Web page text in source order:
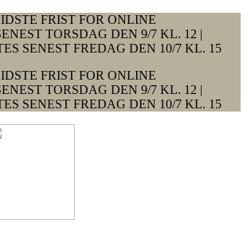
FRIST FOR ONLINE
TORSDAG DEN 9/7 KL. 12 |
SENEST FREDAG DEN 10/7 KL. 15
FRIST FOR ONLINE
TORSDAG DEN 9/7 KL. 12 |
SENEST FREDAG DEN 10/7 KL. 15